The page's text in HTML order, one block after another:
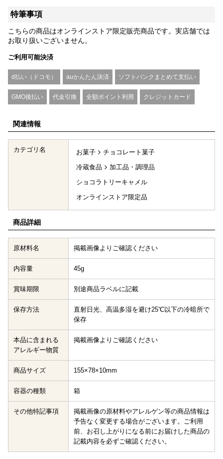
特筆事項
こちらの商品はオンラインストア限定販売商品です。実店舗では
お取り扱いございません。
ご利用可能決済
d払い（ドコモ） auかんたん決済 ソフトバンクまとめて支払い
GMO後払い 代金引換 全額ポイント利用 クレジットカード
関連情報
カテゴリ名 お菓子
チョコレート菓子
冷蔵食品
加工品・調理品
ショコラトリーキャメル
オンラインストア限定品
商品詳細
原材料名 掲載画像よりご確認ください
内容量 45g
賞味期限 別途商品ラベルに記載
保存方法
直射日光、高温多湿を避け25℃以下の冷暗所で
保存
本品に含まれる
アレルギー物質
掲載画像よりご確認ください
商品サイズ 155×78×10mm
容器の種類 箱
その他特記事項
掲載画像の原材料やアレルゲン等の商品情報は
予告なく変更する場合がございます。ご利用
前、お召し上がりになる前にお届けした商品の
記載内容を必ずご確認ください。